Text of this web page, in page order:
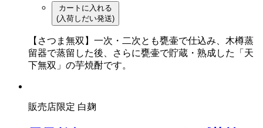
カートに入れる
(入荷しだい発送)
【さつま無双】一次・二次とも甕壷で仕込み、木樽蒸
留器で蒸留した後、さらに甕壷で貯蔵・熟成した「天
下無双」の芋焼酎です。
販売店限定 白麹